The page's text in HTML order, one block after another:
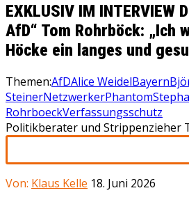
EXKLUSIV IM INTERVIEW
AfD“ Tom Rohrböck: „Ich
Höcke ein langes und
Themen:AfDAlice WeidelBayern
SteinerNetzwerkerPhantom
RohrboeckVerfassungsschutz
Politikberater und Strippenzieher
Von: Klaus Kelle 18. Juni 2026